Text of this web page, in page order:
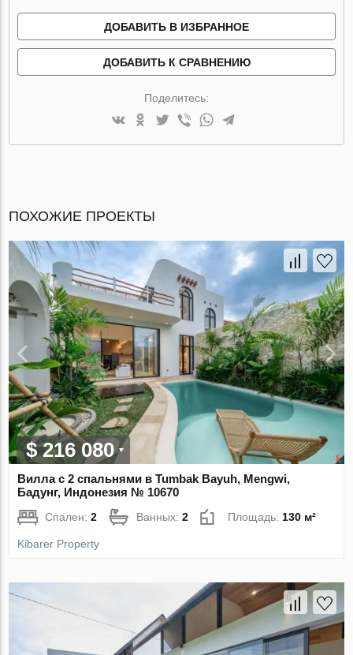
ДОБАВИТЬ В ИЗБРАННОЕ
ДОБАВИТЬ К СРАВНЕНИЮ
Поделитесь:
ПОХОЖИЕ ПРОЕКТЫ
$ 216 080
Вилла с 2 спальнями в Tumbak Bayuh, Mengwi,
Бадунг, Индонезия № 10670
Спален:2 Ванных:2 Площадь:130 м²
Kibarer Property